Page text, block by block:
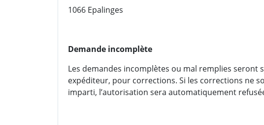
1066 Epalinges
Demande incomplète
Les demandes incomplètes ou mal remplies seront
expéditeur, pour corrections. Si les corrections ne
imparti, l’autorisation sera automatiquement